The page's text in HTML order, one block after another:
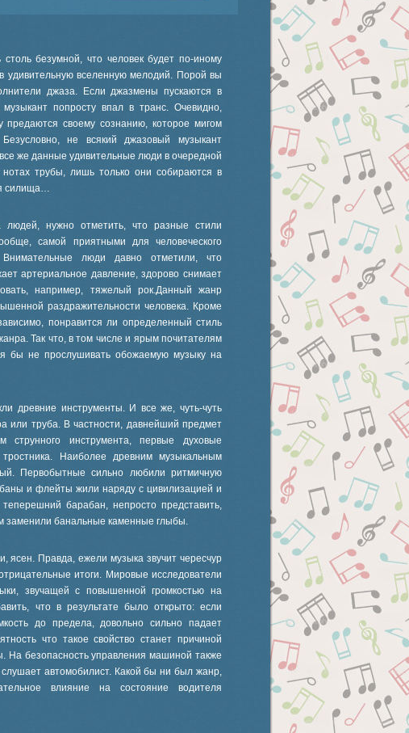
безумной, что человек будет по-иному
удивительную вселенную мелодий. Порой вы
джаза. Если джазмены пускаются в
попросту впал в транс. Очевидно,
своему сознанию, которое мигом
не всякий джазовый музыкант
же данные удивительные люди в очередной
трубы, лишь только они собираются в
силища…
людей, нужно отметить, что разные стили
самой приятными для человеческого
Внимательные люди давно отметили, что
артериальное давление, здорово снимает
например, тяжелый рок.Данный жанр
раздражительности человека. Кроме
понравится ли определенный стиль
Так что, в том числе и ярым почитателям
бы не прослушивать обожаемую музыку на
древние инструменты. И все же, чуть-чуть
или труба. В частности, давнейший предмет
струнного инструмента, первые духовые
Наиболее древним музыкальным
Первобытные сильно любили ритмичную
и флейты жили наряду с цивилизацией и
барабан, непросто представить,
заменили банальные каменные глыбы.
ясен. Правда, ежели музыка звучит чересчур
итоги. Мировые исследователи
звучащей с повышенной громкостью на
что в результате было открыто: если
до предела, довольно сильно падает
что такое свойство станет причиной
На безопасность управления машиной также
слушает автомобилист. Какой бы ни был жанр,
влияние на состояние водителя